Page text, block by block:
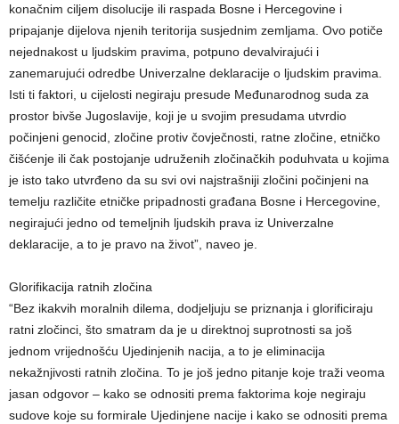
konačnim ciljem disolucije ili raspada Bosne i Hercegovine i
pripajanje dijelova njenih teritorija susjednim zemljama. Ovo potiče
nejednakost u ljudskim pravima, potpuno devalvirajući i
zanemarujući odredbe Univerzalne deklaracije o ljudskim pravima.
Isti ti faktori, u cijelosti negiraju presude Međunarodnog suda za
prostor bivše Jugoslavije, koji je u svojim presudama utvrdio
počinjeni genocid, zločine protiv čovječnosti, ratne zločine, etničko
čišćenje ili čak postojanje udruženih zločinačkih poduhvata u kojima
je isto tako utvrđeno da su svi ovi najstrašniji zločini počinjeni na
temelju različite etničke pripadnosti građana Bosne i Hercegovine,
negirajući jedno od temeljnih ljudskih prava iz Univerzalne
deklaracije, a to je pravo na život”, naveo je.
Glorifikacija ratnih zločina
“Bez ikakvih moralnih dilema, dodjeljuju se priznanja i glorificiraju
ratni zločinci, što smatram da je u direktnoj suprotnosti sa još
jednom vrijednošću Ujedinjenih nacija, a to je eliminacija
nekažnjivosti ratnih zločina. To je još jedno pitanje koje traži veoma
jasan odgovor – kako se odnositi prema faktorima koje negiraju
sudove koje su formirale Ujedinjene nacije i kako se odnositi prema